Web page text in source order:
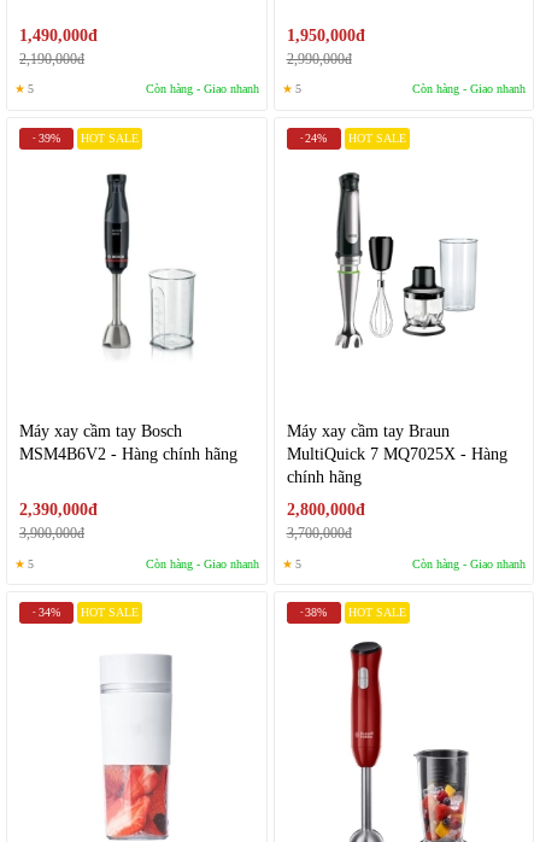
1,490,000đ
2,190,000đ
★ 5 Còn hàng - Giao nhanh
1,950,000đ
2,990,000đ
★ 5 Còn hàng - Giao nhanh
- 39% HOT SALE
Máy xay cầm tay Bosch
MSM4B6V2 - Hàng chính hãng
2,390,000đ
3,900,000đ
★ 5 Còn hàng - Giao nhanh
-24% HOT SALE
Máy xay cầm tay Braun
MultiQuick 7 MQ7025X - Hàng
chính hãng
2,800,000đ
3,700,000đ
★ 5 Còn hàng - Giao nhanh
- 34% HOT SALE -38% HOT SALE